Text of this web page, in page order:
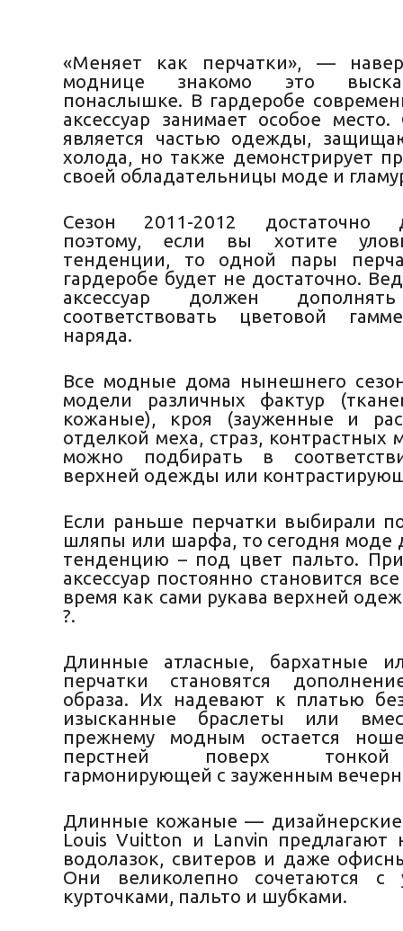
«Меняет как перчатки», —
моднице знакомо это
понаслышке. В гардеробе
аксессуар занимает особое
является частью одежды,
холода, но также демонстрирует
своей обладательницы моде и
Сезон 2011-2012 достаточно
поэтому, если вы хотите
тенденции, то одной пары
гардеробе будет не достаточно.
аксессуар должен
соответствовать цветовой
наряда.
Все модные дома нынешнего
модели различных фактур
кожаные), кроя (зауженные и
отделкой меха, страз, контрастных
можно подбирать в
верхней одежды или
Если раньше перчатки выбирали
шляпы или шарфа, то сегодня моде
тенденцию – под цвет пальто.
аксессуар постоянно становится
время как сами рукава верхней
?.
Длинные атласные, бархатные
перчатки становятся
образа. Их надевают к платью
изысканные браслеты или
прежнему модным остается
перстней поверх тонкой
гармонирующей с зауженным
Длинные кожаные —
Louis Vuitton и Lanvin предлагают
водолазок, свитеров и даже
Они великолепно сочетаются с
курточками, пальто и шубками.